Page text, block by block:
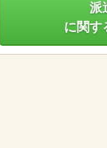
派
に関す